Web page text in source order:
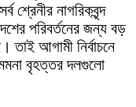
শ্রেনীর নাগরিকবৃন্দ
পরিবর্তনের জন্য বড়
তাই আগামী নির্বাচনে
বৃহত্তর দলগুলো